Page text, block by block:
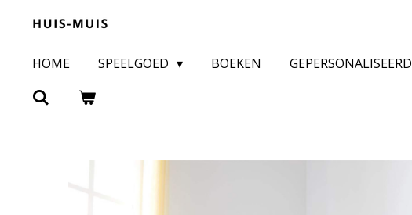
HOME SPEELGOED BOEKEN GEPERSONALISEERD